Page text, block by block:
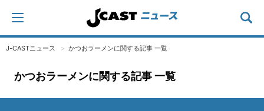
J-CASTニュース かつおラーメンに関する記事 一覧
かつおラーメンに関する記事 一覧